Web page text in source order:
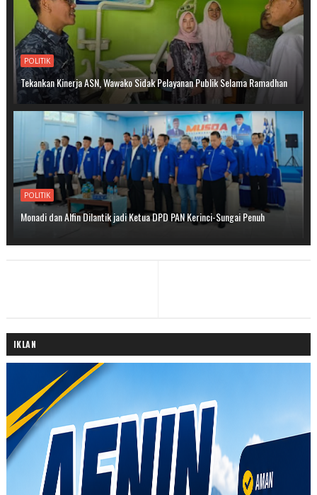
POLITIK
Tekankan Kinerja ASN, Wawako Sidak Pelayanan Publik Selama Ramadhan
POLITIK
Monadi dan Alfin Dilantik jadi Ketua DPD PAN Kerinci-Sungai Penuh
IKLAN